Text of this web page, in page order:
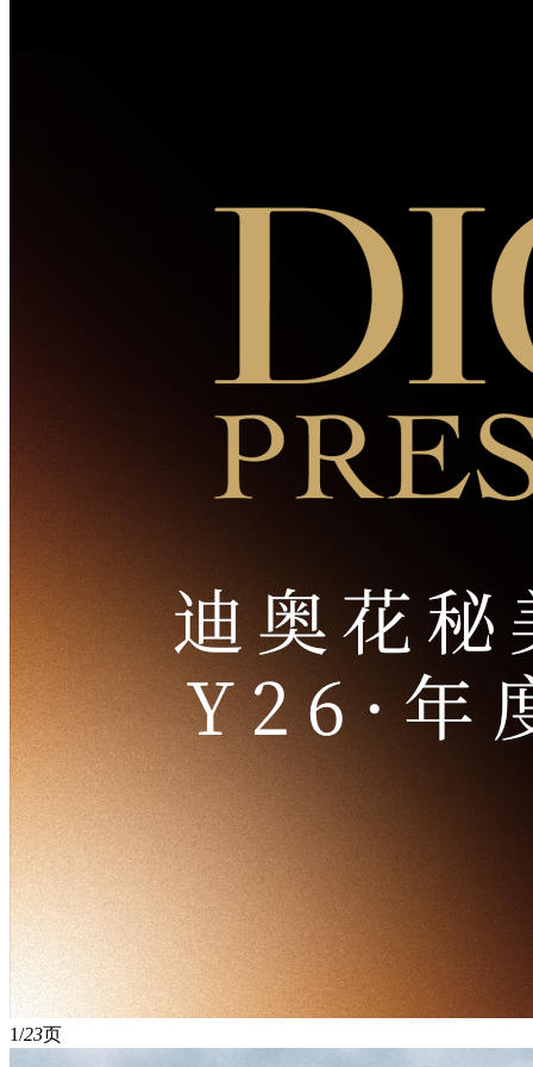
1/23页